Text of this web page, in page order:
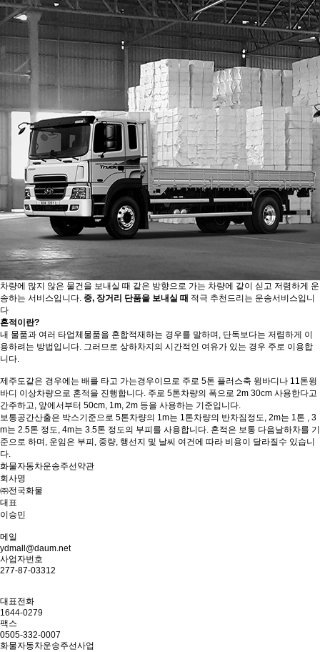
차량에 많지 않은 물건을 보내실 때 같은 방향으로 가는 차량에 같이 싣고 저렴하게 운
송하는 서비스입니다. 중, 장거리 단품을 보내실 때 적극 추천드리는 운송서비스입니
다
혼적이란?
내 물품과 여러 타업체물품을 혼합적재하는 경우를 말하며, 단독보다는 저렴하게 이
용하려는 방법입니다. 그러므로 상하차지의 시간적인 여유가 있는 경우 주로 이용합
니다.
제주도같은 경우에는 배를 타고 가는경우이므로 주로 5톤 플러스축 윙바디나 11톤윙
바디 이상차량으로 혼적을 진행합니다. 주로 5톤차량의 폭으로 2m 30cm 사용한다고
간주하고, 앞에서부터 50cm, 1m, 2m 등을 사용하는 기준입니다.
보통공간산출은 박스기준으로 5톤차량의 1m는 1톤차량의 반차짐정도, 2m는 1톤 , 3
m는 2.5톤 정도, 4m는 3.5톤 정도의 부피를 사용합니다. 혼적은 보통 다음날하차를 기
준으로 하며, 운임은 부피, 중량, 행선지 및 날씨 여건에 따라 비용이 달라질수 있습니
다.
화물자동차운송주선약관
회사명
㈜전국화물
대표
이승민
메일
ydmall@daum.net
사업자번호
277-87-03312
대표전화
1644-0279
팩스
0505-332-0007
화물자동차운송주선사업